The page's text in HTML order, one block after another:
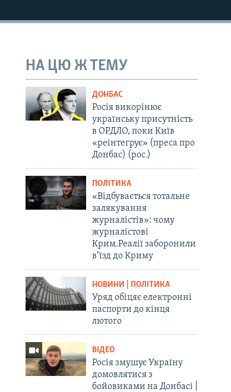
НА ЦЮ Ж ТЕМУ
ДОНБАС
Росія викорінює
українську присутність
в ОРДЛО, поки Київ
«реінтегрує» (преса про
Донбас) (рос.)
ПОЛІТИКА
«Відбувається тотальне
залякування
журналістів»: чому
журналістові
Крим.Реалії заборонили
в’їзд до Криму
НОВИНИ | ПОЛІТИКА
Уряд обіцяє електронні
паспорти до кінця
лютого
ВІДЕО
Росія змушує Україну
домовлятися з
бойовиками на Донбасі |